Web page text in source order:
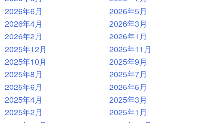
2026年6月
2026年5月
2026年4月
2026年3月
2026年2月
2026年1月
2025年12月
2025年11月
2025年10月
2025年9月
2025年8月
2025年7月
2025年6月
2025年5月
2025年4月
2025年3月
2025年2月
2025年1月